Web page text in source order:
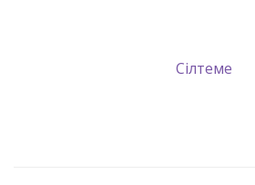
Сілтеме